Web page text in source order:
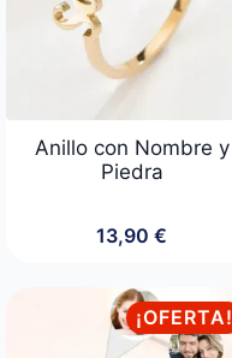
Anillo con Nombre y
Piedra
13,90 €
¡OFERTA!